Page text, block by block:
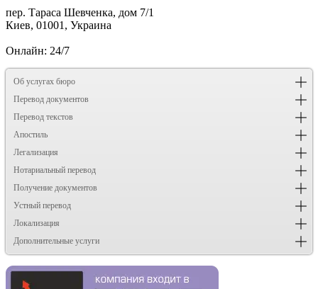
пер. Тараса Шевченка, дом 7/1
Киев, 01001, Украина
Онлайн: 24/7
Об услугах бюро
Перевод документов
Перевод текстов
Апостиль
Легализация
Нотариальный перевод
Получение документов
Устный перевод
Локализация
Дополнительные услуги